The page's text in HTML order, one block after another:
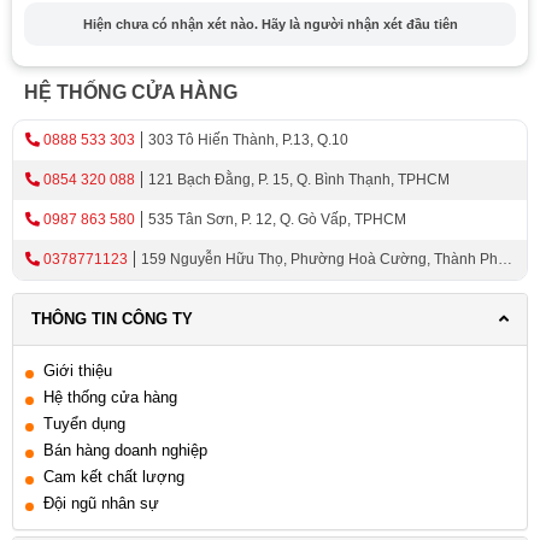
Xác định nhu cầu sử dụng
Đánh giá về độ bền và tính năng an toàn
Khái Niệm Tay Nâng Tủ Bếp
Tay nâng tủ là một giải pháp hiệu quả và tiện lợi để tăng
cường khả năng sử dụng không gian lưu trữ trong căn
bếp. Được thiết kế để nâng và hạ tủ bếp một cách dễ
dàng, tay nâng giúp người dùng dễ dàng tiếp cận các vị
trí cao hơn trong tủ bếp mà không cần sử dụng bậc thang
hay đứng trên ghế.
Đây là một phụ kiện hữu ích cho những người muốn tận
dụng tối đa không gian và thuận tiện trong việc truy cập
và sắp xếp các vật phẩm trong tủ bếp.
Hiện chưa có nhận xét nào. Hãy là người nhận xét đầu tiên
HỆ THỐNG CỬA HÀNG
0888 533 303 303 Tô Hiến Thành, P.13, Q.10
0854 320 088 121 Bạch Đằng, P. 15, Q. Bình Thạnh, TPHCM
0987 863 580 535 Tân Sơn, P. 12, Q. Gò Vấp, TPHCM
0378771123
159 Nguyễn Hữu Thọ, Phường Hoà Cường, Thành Phố
THÔNG TIN CÔNG TY
Giới thiệu
Hệ thống cửa hàng
Tuyển dụng
Bán hàng doanh nghiệp
Cam kết chất lượng
Đội ngũ nhân sự